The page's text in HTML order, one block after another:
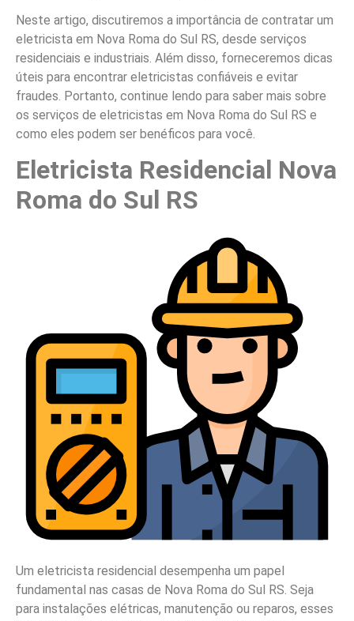
Neste artigo, discutiremos a importância de contratar um
eletricista em Nova Roma do Sul RS, desde serviços
residenciais e industriais. Além disso, forneceremos dicas
úteis para encontrar eletricistas confiáveis e evitar
fraudes. Portanto, continue lendo para saber mais sobre
os serviços de eletricistas em Nova Roma do Sul RS e
como eles podem ser benéficos para você.
Eletricista Residencial Nova
Roma do Sul RS
Um eletricista residencial desempenha um papel
fundamental nas casas de Nova Roma do Sul RS. Seja
para instalações elétricas, manutenção ou reparos, esses